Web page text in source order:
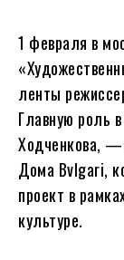
1 февраля в
ленты
Главную роль
Ходченкова, —
Дома Bvlgari,
проект в
культуре.